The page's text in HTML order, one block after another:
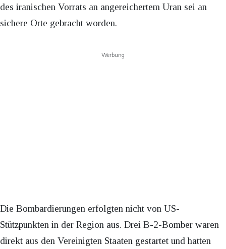
des iranischen Vorrats an angereichertem Uran sei an
sichere Orte gebracht worden.
Werbung
Die Bombardierungen erfolgten nicht von US-
Stützpunkten in der Region aus. Drei B-2-Bomber waren
direkt aus den Vereinigten Staaten gestartet und hatten